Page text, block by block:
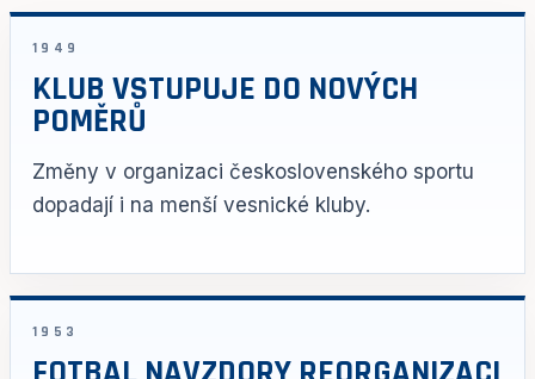
1949
KLUB VSTUPUJE DO NOVÝCH
POMĚRŮ
Změny v organizaci československého sportu
dopadají i na menší vesnické kluby.
1953